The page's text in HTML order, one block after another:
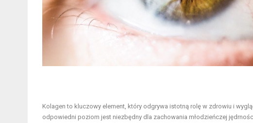
Kolagen to kluczowy element, który odgrywa istotną rolę w zdrowiu i
odpowiedni poziom jest niezbędny dla zachowania młodzieńczej